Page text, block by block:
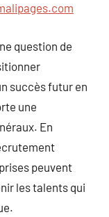
question de
succès futur en
une
En
peuvent
les talents qui